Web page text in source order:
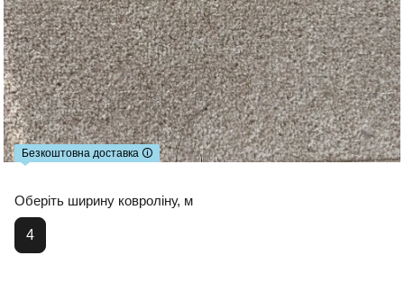
Безкоштовна доставка 🛈
Оберіть ширину ковроліну, м
4